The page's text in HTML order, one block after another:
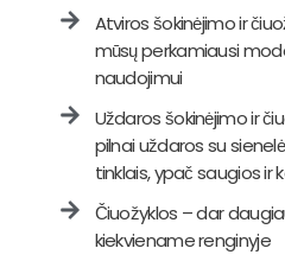
Atviros šokinėjimo ir
mūsų perkamiausi
naudojimui
Uždaros šokinėjimo ir
pilnai uždaros su
tinklais, ypač saugios ir
Čiuožyklos – dar
kiekviename renginyje